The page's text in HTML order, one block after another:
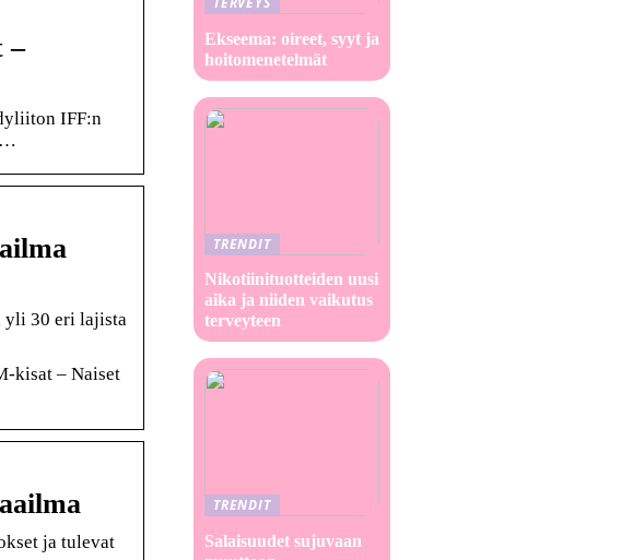
–
IFF:n
…
yli 30 eri lajista
kisat – Naiset
ja tulevat
Ekseema: oireet, syyt ja
hoitomenetelmät
TRENDIT
Nikotiinituotteiden uusi
aika ja niiden vaikutus
terveyteen
TRENDIT
Salaisuudet sujuvaan